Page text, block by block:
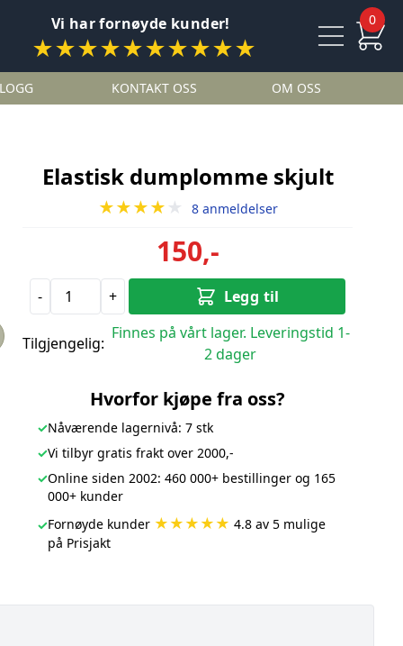
Vi har fornøyde kunder!
★★★★★★★★★★
0
KONTAKT OSS OM OSS
Elastisk dumplomme skjult
★★★★ ★ 8 anmeldelser
150,-
- + Legg til
Tilgjengelig:
Finnes på vårt lager. Leveringstid 1-
2 dager
Hvorfor kjøpe fra oss?
✓Nåværende lagernivå: 7 stk
✓Vi tilbyr gratis frakt over 2000,-
✓Online siden 2002: 460 000+ bestillinger og 165
000+ kunder
✓Fornøyde kunder ★★★★★ 4.8 av 5 mulige
på Prisjakt